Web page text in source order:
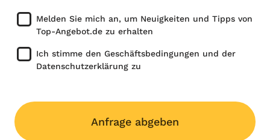
Melden Sie mich an, um Neuigkeiten und Tipps von
Top-Angebot.de zu erhalten
Ich stimme den Geschäftsbedingungen und der
Datenschutzerklärung zu
Anfrage abgeben